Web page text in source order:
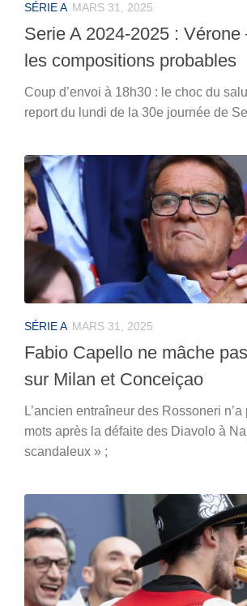
SÉRIE A MARS 31, 2025
Serie A 2024-2025 : Vérone
les compositions probables
Coup d’envoi à 18h30 : le choc du
report du lundi de la 30e journée de
SÉRIE A MARS 31, 2025
Fabio Capello ne mâche
sur Milan et Conceiçao
L’ancien entraîneur des Rossoneri
mots après la défaite des Diavolo à
scandaleux » ;